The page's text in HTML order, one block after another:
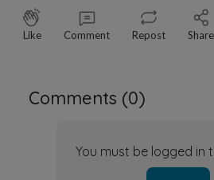
Like Comment Repost Share
Comments (0)
You must be logged in